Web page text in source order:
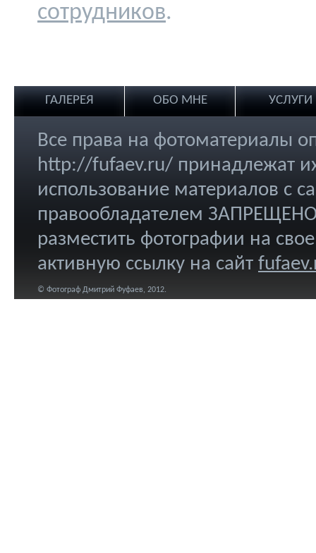
сотрудников.
ГАЛЕРЕЯ ОБО МНЕ УСЛУГИ
Все права на фотоматериалы
http://fufaev.ru/ принадлежат
использование материалов с
правообладателем
разместить фотографии на
активную ссылку на сайт
© Фотограф Дмитрий Фуфаев, 2012.